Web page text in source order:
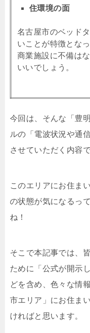
住環境の面
名古屋市のベッド
いことが特徴とな
商業施設に不備は
いいでしょう。
今回は、そんな「豊
ルの「電波状況や通
させていただく内容で
このエリアにお住ま
の状態が気になるっ
ね！
そこで本記事では、
ために「公式が開示
どを含め、色々な情
市エリア」にお住ま
ければと思います。